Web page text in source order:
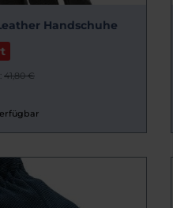
Handschuhe
41,80 €